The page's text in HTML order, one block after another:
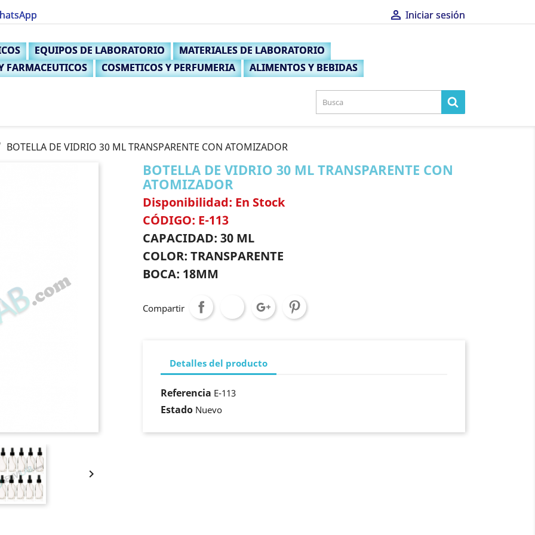
 Iniciar sesión
EQUIPOS DE LABORATORIO
MATERIALES DE LABORATORIO
FARMACEUTICOS
COSMETICOS Y PERFUMERIA ALIMENTOS Y BEBIDAS
BOTELLA DE VIDRIO 30 ML TRANSPARENTE CON ATOMIZADOR

BOTELLA DE VIDRIO 30 ML TRANSPARENTE CON
ATOMIZADOR
Disponibilidad: En Stock
CÓDIGO: E-113
CAPACIDAD: 30 ML
COLOR: TRANSPARENTE
BOCA: 18MM
Compartir
Detalles del producto
Referencia E-113
Estado Nuevo
need to be logged in to save products in your wish list.